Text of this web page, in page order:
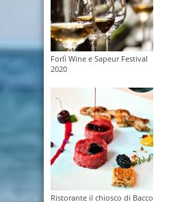
Forlì Wine e Sapeur Festival
2020
Ristorante il chiosco di Bacco